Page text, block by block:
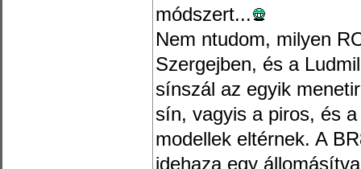
módszert...
Nem ntudom, milyen
Szergejben, és a
sínszál az egyik
sín, vagyis a piros, és
modellek eltérnek. A
idehaza egy